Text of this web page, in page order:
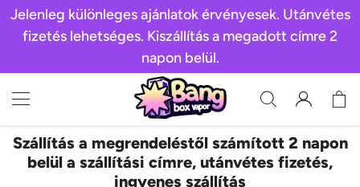
Jelenleg különleges ajánlatok érvényesek. Utánvétes
fizetés lehetséges. Kiszállítás a megadott címre 2
napon belül.
Szállítás a megrendeléstől számított 2 napon
belül a szállítási címre, utánvétes fizetés,
ingyenes szállítás